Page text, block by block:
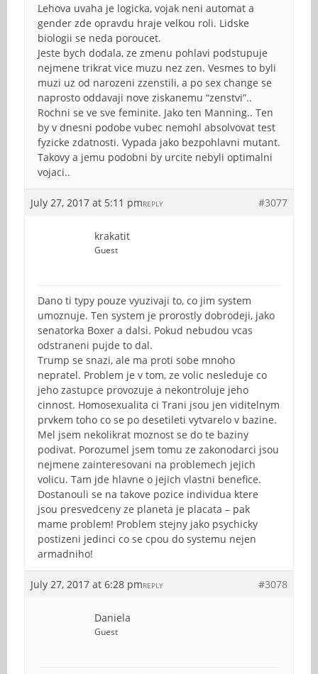
Lehova uvaha je logicka, vojak neni automat a
gender zde opravdu hraje velkou roli. Lidske
biologii se neda poroucet.
Jeste bych dodala, ze zmenu pohlavi podstupuje
nejmene trikrat vice muzu nez zen. Vesmes to byli
muzi uz od narozeni zzenstili, a po sex change se
naprosto oddavaji nove ziskanemu “zenstvi”..
Rochni se ve sve feminite. Jako ten Manning.. Ten
by v dnesni podobe vubec nemohl absolvovat test
fyzicke zdatnosti. Vypada jako bezpohlavni mutant.
Takovy a jemu podobni by urcite nebyli optimalni
vojaci..
July 27, 2017 at 5:11 pm #3077
REPLY
krakatit
Guest
Dano ti typy pouze vyuzivaji to, co jim system
umoznuje. Ten system je prorostly dobrodeji, jako
senatorka Boxer a dalsi. Pokud nebudou vcas
odstraneni pujde to dal.
Trump se snazi, ale ma proti sobe mnoho
nepratel. Problem je v tom, ze volic nesleduje co
jeho zastupce provozuje a nekontroluje jeho
cinnost. Homosexualita ci Trani jsou jen viditelnym
prvkem toho co se po desetileti vytvarelo v bazine.
Mel jsem nekolikrat moznost se do te baziny
podivat. Porozumel jsem tomu ze zakonodarci jsou
nejmene zainteresovani na problemech jejich
volicu. Tam jde hlavne o jejich vlastni benefice.
Dostanouli se na takove pozice individua ktere
jsou presvedceny ze planeta je placata – pak
mame problem! Problem stejny jako psychicky
postizeni jedinci co se cpou do systemu nejen
armadniho!
July 27, 2017 at 6:28 pm #3078
REPLY
Daniela
Guest